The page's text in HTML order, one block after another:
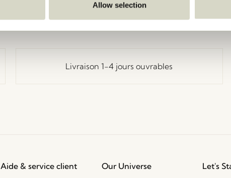
Allow selection
Livraison 1-4 jours ouvrables
Aide & service client Our Universe
Let's